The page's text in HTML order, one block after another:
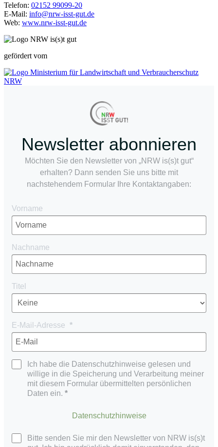
Telefon: 02152 99099-20
E-Mail: info@nrw-isst-gut.de
Web: www.nrw-isst-gut.de
gefördert vom
Newsletter abonnieren
Möchten Sie den Newsletter von „NRW is(s)t gut“
erhalten? Dann senden Sie uns bitte mit
nachstehendem Formular Ihre Kontaktangaben:
Vorname
Nachname
Titel
E-Mail-Adresse
Ich habe die Datenschutzhinweise gelesen und
willige in die Speicherung und Verarbeitung meiner
mit diesem Formular übermittelten persönlichen
Daten ein.
Datenschutzhinweise
Bitte senden Sie mir den Newsletter von NRW is(s)t